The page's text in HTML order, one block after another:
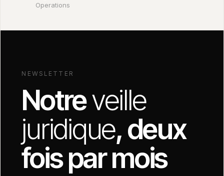
Operations
NEWSLETTER
Notreveille
juridique, deux
fois par mois